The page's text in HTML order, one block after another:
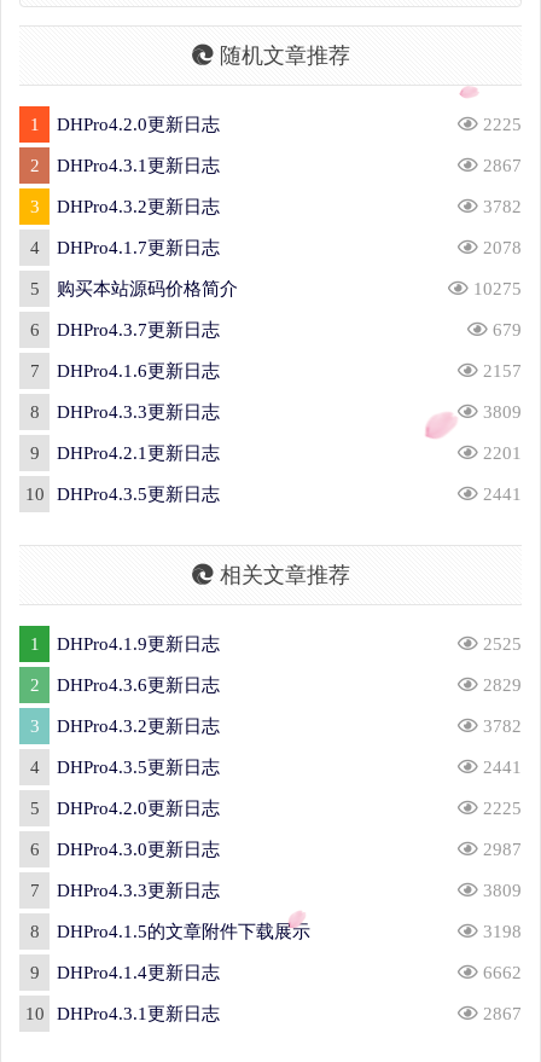
随机文章推荐
1 DHPro4.2.0更新日志 2225
2 DHPro4.3.1更新日志 2867
3 DHPro4.3.2更新日志 3782
4 DHPro4.1.7更新日志 2078
5 购买本站源码价格简介 10275
6 DHPro4.3.7更新日志 679
7 DHPro4.1.6更新日志 2157
8 DHPro4.3.3更新日志 3809
9 DHPro4.2.1更新日志 2201
10 DHPro4.3.5更新日志 2441
相关文章推荐
1 DHPro4.1.9更新日志 2525
2 DHPro4.3.6更新日志 2829
3 DHPro4.3.2更新日志 3782
4 DHPro4.3.5更新日志 2441
5 DHPro4.2.0更新日志 2225
6 DHPro4.3.0更新日志 2987
7 DHPro4.3.3更新日志 3809
8 DHPro4.1.5的文章附件下载展示 3198
9 DHPro4.1.4更新日志 6662
10 DHPro4.3.1更新日志 2867